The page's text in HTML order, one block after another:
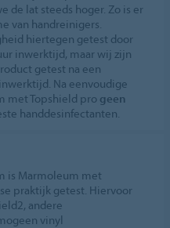
de lat steeds hoger. Zo is er
van handreinigers.
hiertegen getest door
inwerktijd, maar wij zijn
getest na een
Na eenvoudige
met Topshield pro geen
handdesinfectanten.
is Marmoleum met
praktijk getest. Hiervoor
andere
vinyl